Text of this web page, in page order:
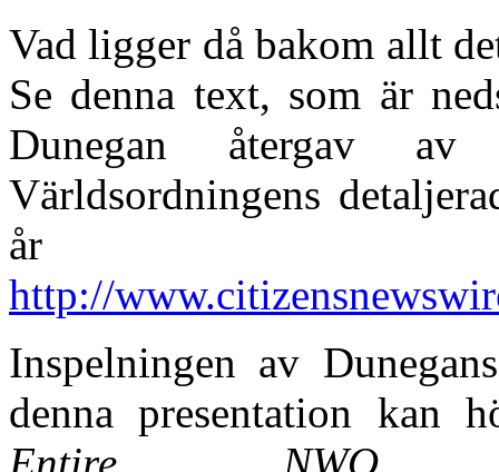
Vad ligger då bakom allt
Se denna text, som är
Dunegan återgav
Världsordningens
år
http://
Inspelningen av
denna presentation kan
Entire